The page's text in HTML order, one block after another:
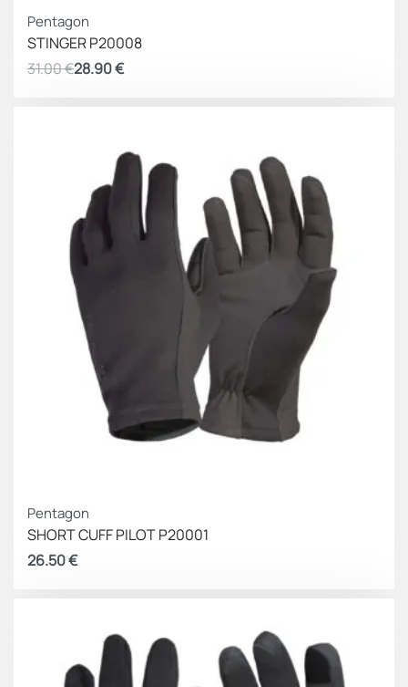
Pentagon
STINGER P20008
31.00€28.90€
Pentagon
SHORT CUFF PILOT P20001
26.50€